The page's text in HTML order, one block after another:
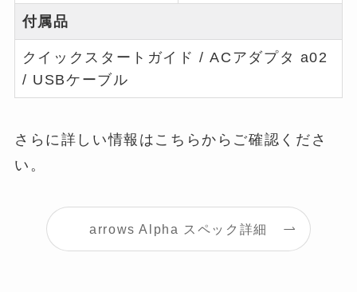
付属品
クイックスタートガイド / ACアダプタ a02
/ USBケーブル
さらに詳しい情報はこちらからご確認くださ
い。
arrows Alpha スペック詳細